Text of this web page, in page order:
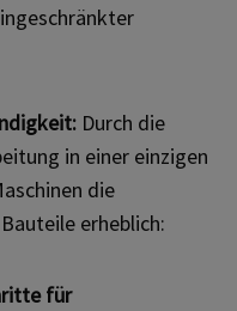
Durch die
in einer einzigen
die
erheblich:
für